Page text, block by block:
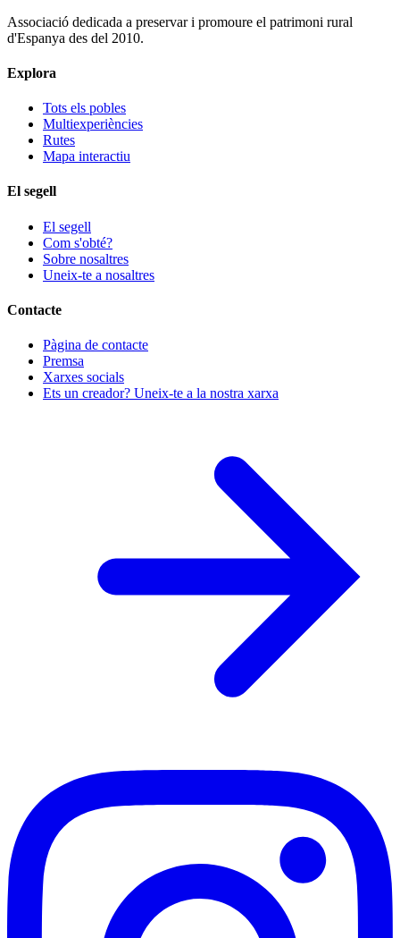
Associació dedicada a preservar i promoure el patrimoni rural
d'Espanya des del 2010.
Explora
Tots els pobles
Multiexperiències
Rutes
Mapa interactiu
El segell
El segell
Com s'obté?
Sobre nosaltres
Uneix-te a nosaltres
Contacte
Pàgina de contacte
Premsa
Xarxes socials
Ets un creador? Uneix-te a la nostra xarxa